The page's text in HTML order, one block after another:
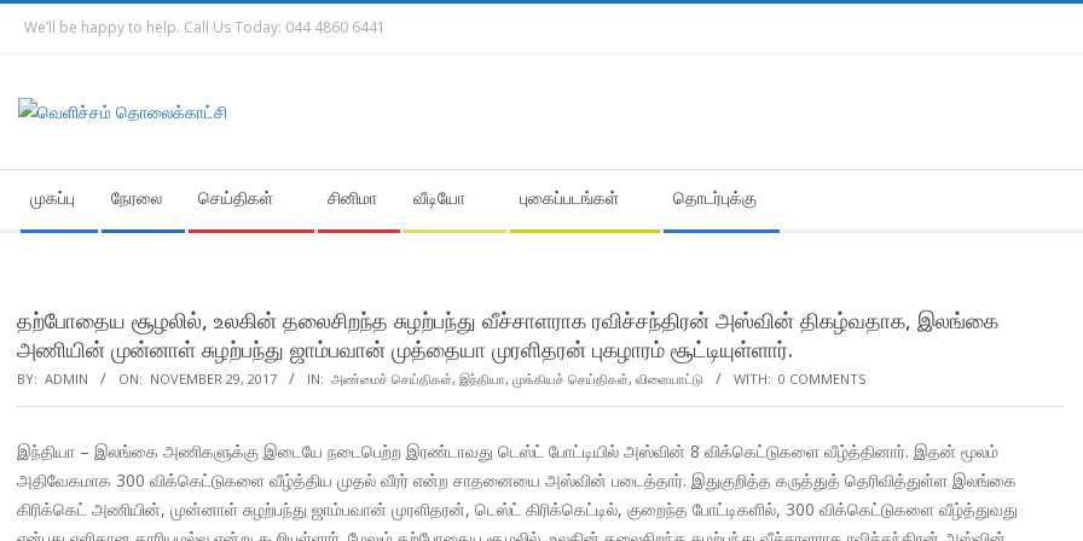
SkipWe’ll be happy to help. Call Us Today: 044 4860 6441
Navigation
Menu
முகப்பு நேரலை செய்திகள் சினிமா வீடியோ புகைப்படங்கள் தொடர்புக்கு
தற்போதைய சூழலில், உலகின் தலைசிறந்த சுழற்பந்து வீச்சாளராக ரவிச்சந்திரன் அஸ்வின் திகழ்வதாக, இலங்கை
அணியின் முன்னாள் சுழற்பந்து ஜாம்பவான் முத்தையா முரளிதரன் புகழாரம் சூட்டியுள்ளார்.
BY: ADMIN ON: NOVEMBER 29, 2017 IN: அண்மைச் செய்திகள், இந்தியா, முக்கியச் செய்திகள், விளையாட்டு WITH: 0 COMMENTS
இந்தியா – இலங்கை அணிகளுக்கு இடையே நடைபெற்ற இரண்டாவது டெஸ்ட் போட்டியில் அஸ்வின் 8 விக்கெட்டுகளை வீழ்த்தினார். இதன் மூலம்
அதிவேகமாக 300 விக்கெட்டுகளை வீழ்த்திய முதல் வீரர் என்ற சாதனையை அஸ்வின் படைத்தார். இதுகுறித்த கருத்துத் தெரிவித்துள்ள இலங்கை
கிரிக்கெட் அணியின், முன்னாள் சுழற்பந்து ஜாம்பவான் முரளிதரன், டெஸ்ட் கிரிக்கெட்டில், குறைந்த போட்டிகளில், 300 விக்கெட்டுகளை வீழ்த்துவது